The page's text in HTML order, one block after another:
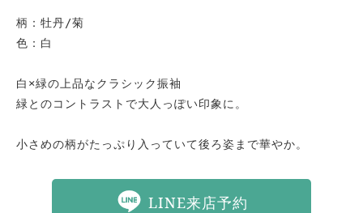
柄：牡丹/菊
色：白
白×緑の上品なクラシック振袖
緑とのコントラストで大人っぽい印象に。
小さめの柄がたっぷり入っていて後ろ姿まで華やか。
LINE来店予約